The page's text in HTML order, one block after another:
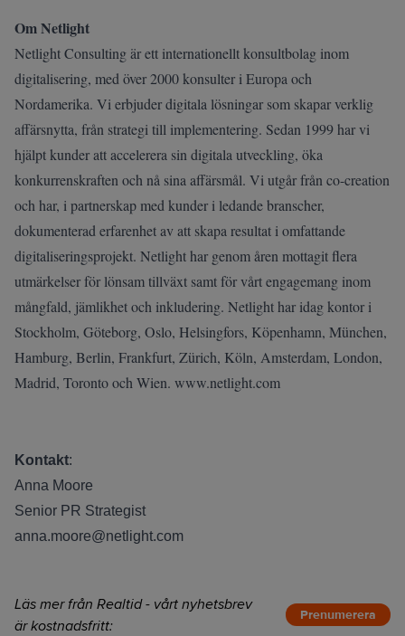
Om Netlight
Netlight Consulting är ett internationellt konsultbolag inom
digitalisering, med över 2000 konsulter i Europa och
Nordamerika. Vi erbjuder digitala lösningar som skapar verklig
affärsnytta, från strategi till implementering. Sedan 1999 har vi
hjälpt kunder att accelerera sin digitala utveckling, öka
konkurrenskraften och nå sina affärsmål. Vi utgår från co-creation
och har, i partnerskap med kunder i ledande branscher,
dokumenterad erfarenhet av att skapa resultat i omfattande
digitaliseringsprojekt. Netlight har genom åren mottagit flera
utmärkelser för lönsam tillväxt samt för vårt engagemang inom
mångfald, jämlikhet och inkludering. Netlight har idag kontor i
Stockholm, Göteborg, Oslo, Helsingfors, Köpenhamn, München,
Hamburg, Berlin, Frankfurt, Zürich, Köln, Amsterdam, London,
Madrid, Toronto och Wien. www.netlight.com
Kontakt:
Anna Moore
Senior PR Strategist
anna.moore@netlight.com
Läs mer från Realtid - vårt nyhetsbrev
är kostnadsfritt:
Prenumerera